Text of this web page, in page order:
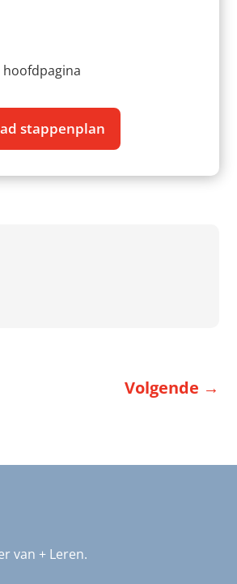
stappenplan
Volgende →
van + Leren.